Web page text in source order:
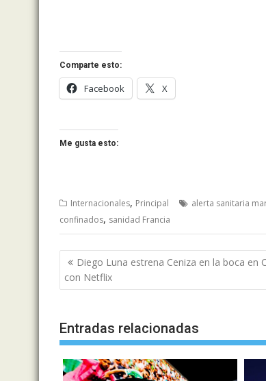
Comparte esto:
Facebook X
Me gusta esto:
Internacionales, Principal alerta sanitaria
confinados, sanidad Francia
Navegación
de
entradas
Diego Luna estrena Ceniza en la boca en
con Netflix
Entradas relacionadas